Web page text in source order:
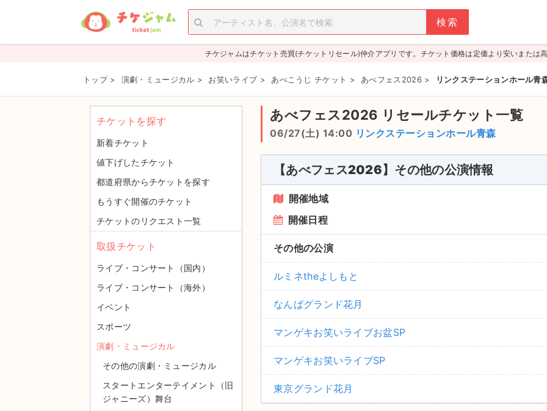
チケジャムはチケット売買(チケットリセール)仲介アプリです。チケット価格は定価より安いまたは
トップ > 演劇・ミュージカル > お笑いライブ > あべこうじ チケット > あべフェス2026 > リンクステーションホール
あべフェス2026 リセールチケット一覧
06/27(土) 14:00 リンクステーションホール青森
【あべフェス2026】その他の公演情報
開催地域
開催日程
その他の公演
ルミネtheよしもと
なんばグランド花月
マンゲキお笑いライブお盆SP
マンゲキお笑いライブSP
東京グランド花月
チケットを探す
新着チケット
値下げしたチケット
都道府県からチケットを探す
もうすぐ開催のチケット
チケットのリクエスト一覧
取扱チケット
ライブ・コンサート（国内）
ライブ・コンサート（海外）
イベント
スポーツ
演劇・ミュージカル
その他の演劇・ミュージカル
スタートエンターテイメント（旧
ジャニーズ）舞台